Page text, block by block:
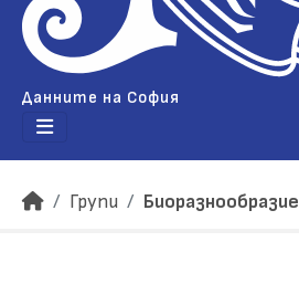
Данните на София
Групи Биоразнообразие